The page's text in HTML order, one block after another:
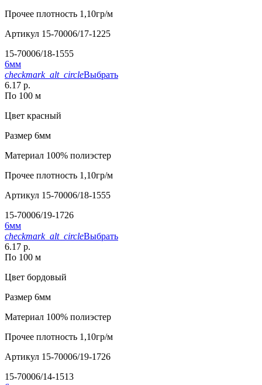
Прочее плотность 1,10гр/м
Артикул 15-70006/17-1225
15-70006/18-1555
6мм
checkmark_alt_circleВыбрать
6.17 р.
По 100 м
Цвет красный
Размер 6мм
Материал 100% полиэстер
Прочее плотность 1,10гр/м
Артикул 15-70006/18-1555
15-70006/19-1726
6мм
checkmark_alt_circleВыбрать
6.17 р.
По 100 м
Цвет бордовый
Размер 6мм
Материал 100% полиэстер
Прочее плотность 1,10гр/м
Артикул 15-70006/19-1726
15-70006/14-1513